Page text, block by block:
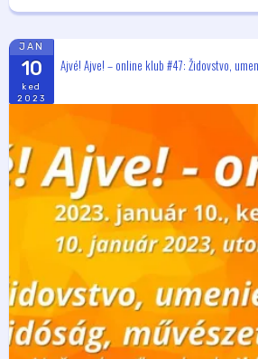
JAN
10
ked
2023
Ajvé! Ajve! – online klub #47: Židovstvo,